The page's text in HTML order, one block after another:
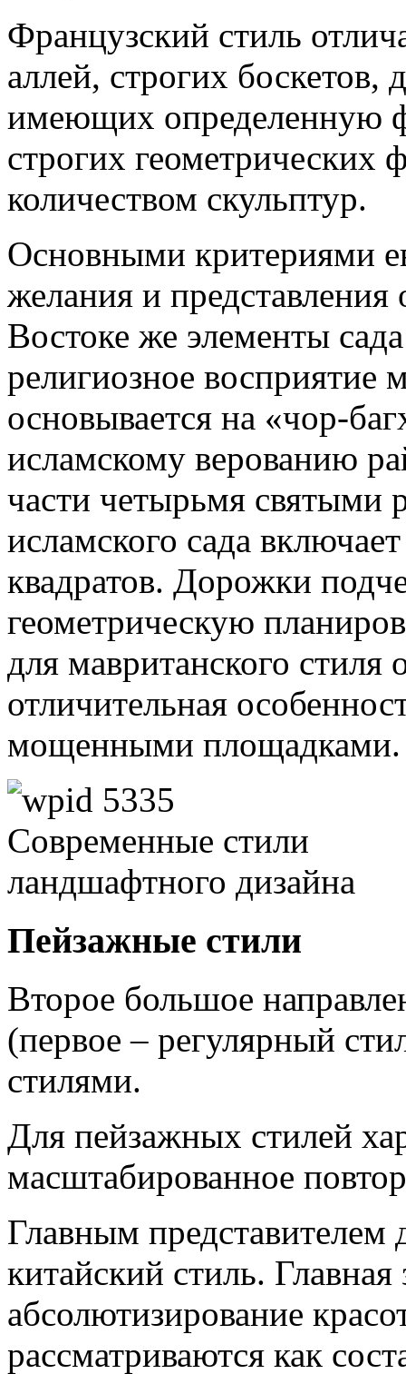
Французский стиль
аллей, строгих боскетов,
имеющих определенную
строгих
количеством скульптур.
Основными критериями
желания и
Востоке же элементы
религиозное восприятие
основывается на «чор-
исламскому верованию
части четырьмя святыми
исламского сада
квадратов. Дорожки
геометрическую
для мавританского стиля
отличительная
мощенными
Пейзажные стили
Второе большое
(первое – регулярный
стилями.
Для пейзажных стилей
масштабированное
Главным представителем
китайский стиль.
абсолютизирование
рассматриваются как